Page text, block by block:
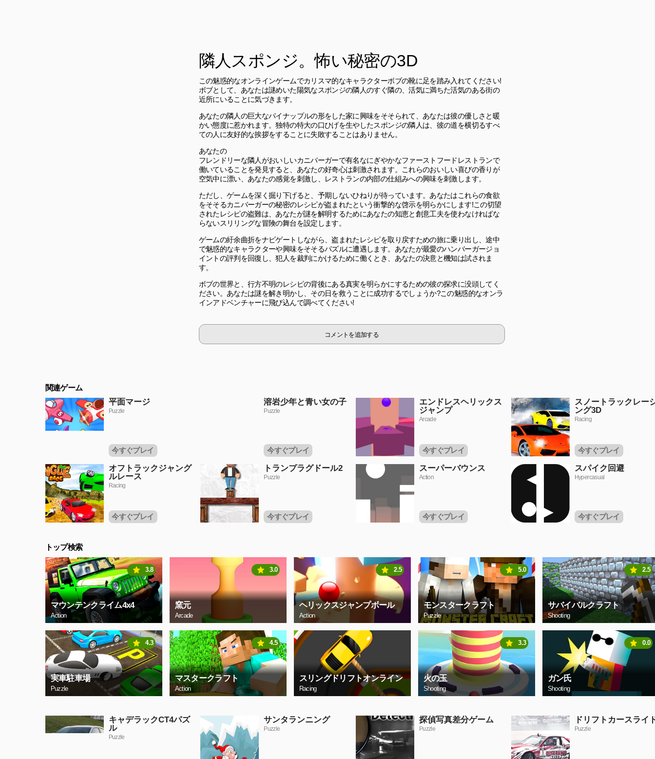
隣人スポンジ。怖い秘密の3D
この魅惑的なオンラインゲームでカリスマ的なキャラクターボブの靴に足を踏み入れてください!
ボブとして、あなたは謎めいた陽気なスポンジの隣人のすぐ隣の、活気に満ちた活気のある街の
近所にいることに気づきます。
あなたの隣人の巨大なパイナップルの形をした家に興味をそそられて、あなたは彼の優しさと暖
かい態度に惹かれます。独特の特大の口ひげを生やしたスポンジの隣人は、彼の道を横切るすべ
ての人に友好的な挨拶をすることに失敗することはありません。
あなたの
フレンドリーな隣人がおいしいカニバーガーで有名なにぎやかなファーストフードレストランで
働いていることを発見すると、あなたの好奇心は刺激されます。これらのおいしい喜びの香りが
空気中に漂い、あなたの感覚を刺激し、レストランの内部の仕組みへの興味を刺激します。
ただし、ゲームを深く掘り下げると、予期しないひねりが待っています。あなたはこれらの食欲
をそそるカニバーガーの秘密のレシピが盗まれたという衝撃的な啓示を明らかにします!この切望
されたレシピの盗難は、あなたが謎を解明するためにあなたの知恵と創意工夫を使わなければな
らないスリリングな冒険の舞台を設定します。
ゲームの紆余曲折をナビゲートしながら、盗まれたレシピを取り戻すための旅に乗り出し、途中
で魅惑的なキャラクターや興味をそそるパズルに遭遇します。あなたが最愛のハンバーガージョ
イントの評判を回復し、犯人を裁判にかけるために働くとき、あなたの決意と機知は試されま
す。
ボブの世界と、行方不明のレシピの背後にある真実を明らかにするための彼の探求に没頭してく
ださい。あなたは謎を解き明かし、その日を救うことに成功するでしょうか?この魅惑的なオンラ
インアドベンチャーに飛び込んで調べてください!
コメントを追加する
関連ゲーム
平面マージ
Puzzle
今すぐプレイ
溶岩少年と青い女の子
Puzzle
今すぐプレイ
エンドレスヘリックス
ジャンプ
Arcade
今すぐプレイ
スノートラックレー
ング3D
Racing
今すぐプレイ
オフトラックジャング
ルレース
Racing
今すぐプレイ
トランプラグドール2
Puzzle
今すぐプレイ
スーパーバウンス
Action
今すぐプレイ
スパイク回避
Hypercasual
今すぐプレイ
トップ検索
マウンテンクライム4x4
Action
3.8
窯元
Arcade
3.0
ヘリックスジャンプボール
Action
2.5
モンスタークラフト
Puzzle
5.0
サバイバルクラフト
Shooting
2.5
実車駐車場
Puzzle
4.3
マスタークラフト
Action
4.5
スリングドリフトオンライン
Racing
火の玉
Shooting
3.3
ガン氏
Shooting
0.0
キャデラックCT4パズ
ル
Puzzle
サンタランニング
Puzzle
探偵写真差分ゲーム
Puzzle
ドリフトカースライ
Puzzle